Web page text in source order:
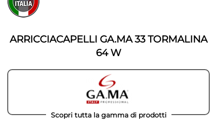
fine
della
di
della
galleria
immagini
ARRICCIACAPELLI GA.MA 33 TORMALINA
64 W
Scopri tutta la gamma di prodotti